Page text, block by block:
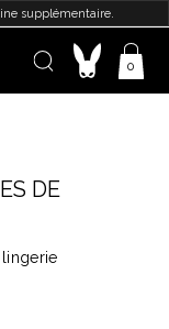
supplémentaire.
0
DE